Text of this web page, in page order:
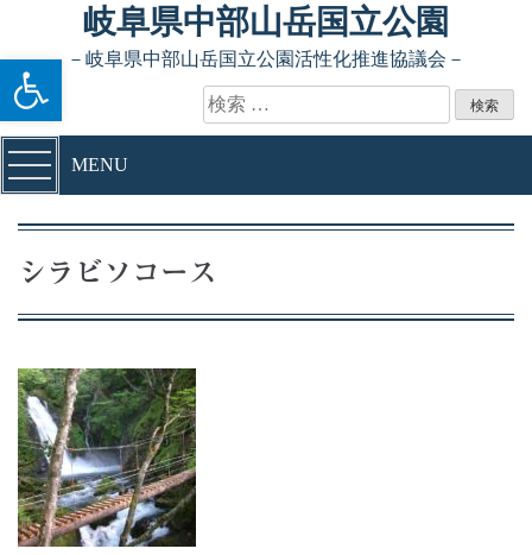
ツールバーを開く
Skip to content岐阜県中部山岳国立公園
－岐阜県中部山岳国立公園活性化推進協議会－
検索:
MENU
シラビソコース